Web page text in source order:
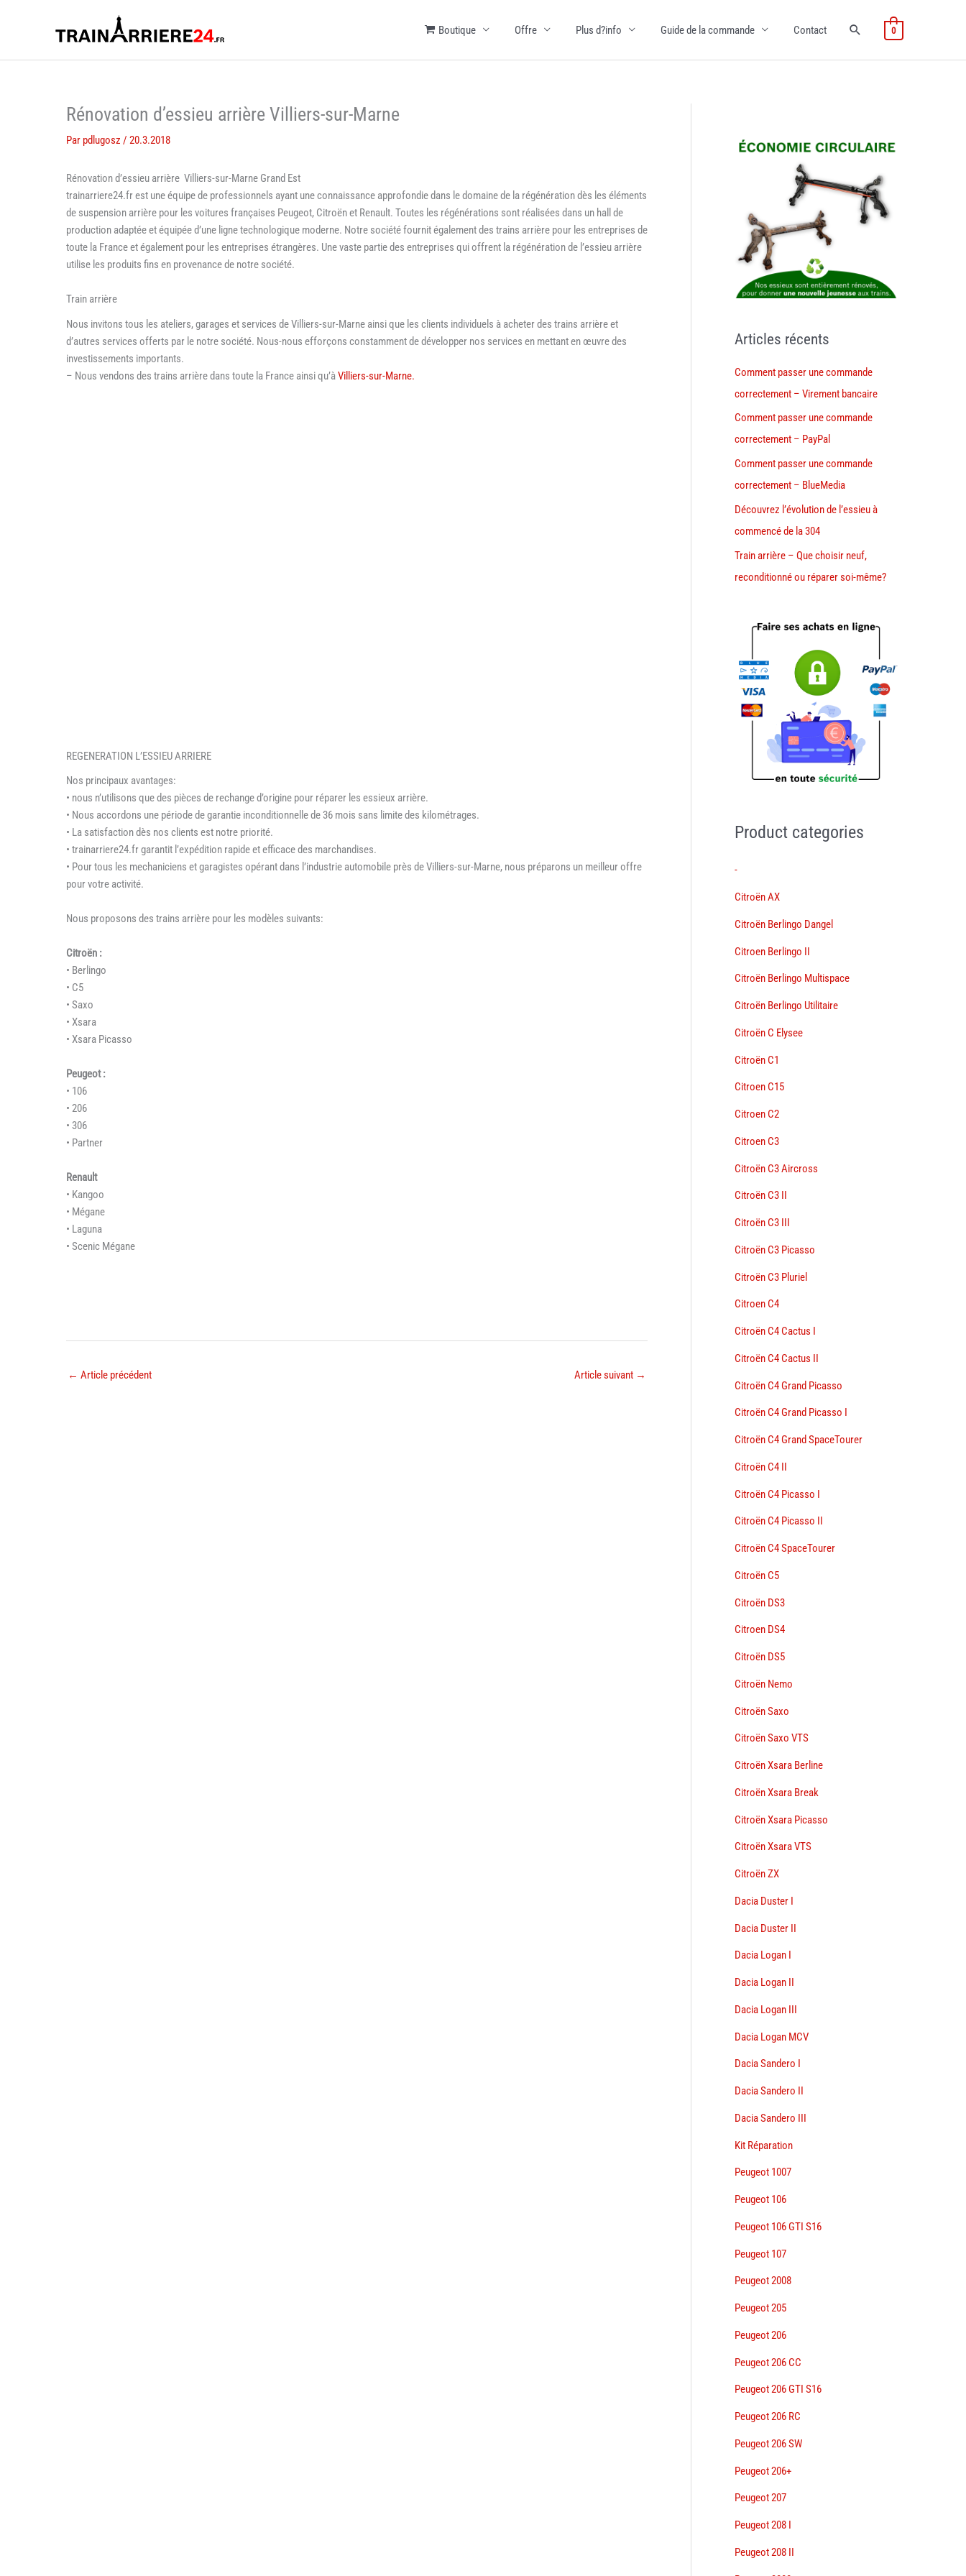
Boutique Offre Plus d?info Guide de la commande Contact 0
Rénovation d’essieu arrière Villiers-sur-Marne
Par pdlugosz / 20.3.2018
Rénovation d’essieu arrière Villiers-sur-Marne Grand Est
trainarriere24.fr est une équipe de professionnels ayant une connaissance approfondie dans le domaine de la régénération dès les éléments
de suspension arrière pour les voitures françaises Peugeot, Citroën et Renault. Toutes les régénérations sont réalisées dans un hall de
production adaptée et équipée d’une ligne technologique moderne. Notre société fournit également des trains arrière pour les entreprises de
toute la France et également pour les entreprises étrangères. Une vaste partie des entreprises qui offrent la régénération de l’essieu arrière
utilise les produits fins en provenance de notre société.
Train arrière
Nous invitons tous les ateliers, garages et services de Villiers-sur-Marne ainsi que les clients individuels à acheter des trains arrière et
d’autres services offerts par le notre société. Nous-nous efforçons constamment de développer nos services en mettant en œuvre des
investissements importants.
– Nous vendons des trains arrière dans toute la France ainsi qu’à Villiers-sur-Marne.
REGENERATION L’ESSIEU ARRIERE
Nos principaux avantages:
• nous n’utilisons que des pièces de rechange d’origine pour réparer les essieux arrière.
• Nous accordons une période de garantie inconditionnelle de 36 mois sans limite des kilométrages.
• La satisfaction dès nos clients est notre priorité.
• trainarriere24.fr garantit l’expédition rapide et efficace des marchandises.
• Pour tous les mechaniciens et garagistes opérant dans l’industrie automobile près de Villiers-sur-Marne, nous préparons un meilleur offre
pour votre activité.
Nous proposons des trains arrière pour les modèles suivants:
Citroën :
• Berlingo
• C5
• Saxo
• Xsara
• Xsara Picasso
Peugeot :
• 106
• 206
• 306
• Partner
Renault
• Kangoo
• Mégane
• Laguna
• Scenic Mégane
← Article précédent Article suivant →
Articles récents
Comment passer une commande
correctement – Virement bancaire
Comment passer une commande
correctement – PayPal
Comment passer une commande
correctement – BlueMedia
Découvrez l’évolution de l’essieu à
commencé de la 304
Train arrière – Que choisir neuf,
reconditionné ou réparer soi-même?
Product categories
-
Citroën AX
Citroën Berlingo Dangel
Citroen Berlingo II
Citroën Berlingo Multispace
Citroën Berlingo Utilitaire
Citroën C Elysee
Citroën C1
Citroen C15
Citroen C2
Citroen C3
Citroën C3 Aircross
Citroën C3 II
Citroën C3 III
Citroën C3 Picasso
Citroën C3 Pluriel
Citroen C4
Citroën C4 Cactus I
Citroën C4 Cactus II
Citroën C4 Grand Picasso
Citroën C4 Grand Picasso I
Citroën C4 Grand SpaceTourer
Citroën C4 II
Citroën C4 Picasso I
Citroën C4 Picasso II
Citroën C4 SpaceTourer
Citroën C5
Citroën DS3
Citroen DS4
Citroën DS5
Citroën Nemo
Citroën Saxo
Citroën Saxo VTS
Citroën Xsara Berline
Citroën Xsara Break
Citroën Xsara Picasso
Citroën Xsara VTS
Citroën ZX
Dacia Duster I
Dacia Duster II
Dacia Logan I
Dacia Logan II
Dacia Logan III
Dacia Logan MCV
Dacia Sandero I
Dacia Sandero II
Dacia Sandero III
Kit Réparation
Peugeot 1007
Peugeot 106
Peugeot 106 GTI S16
Peugeot 107
Peugeot 2008
Peugeot 205
Peugeot 206
Peugeot 206 CC
Peugeot 206 GTI S16
Peugeot 206 RC
Peugeot 206 SW
Peugeot 206+
Peugeot 207
Peugeot 208 I
Peugeot 208 II